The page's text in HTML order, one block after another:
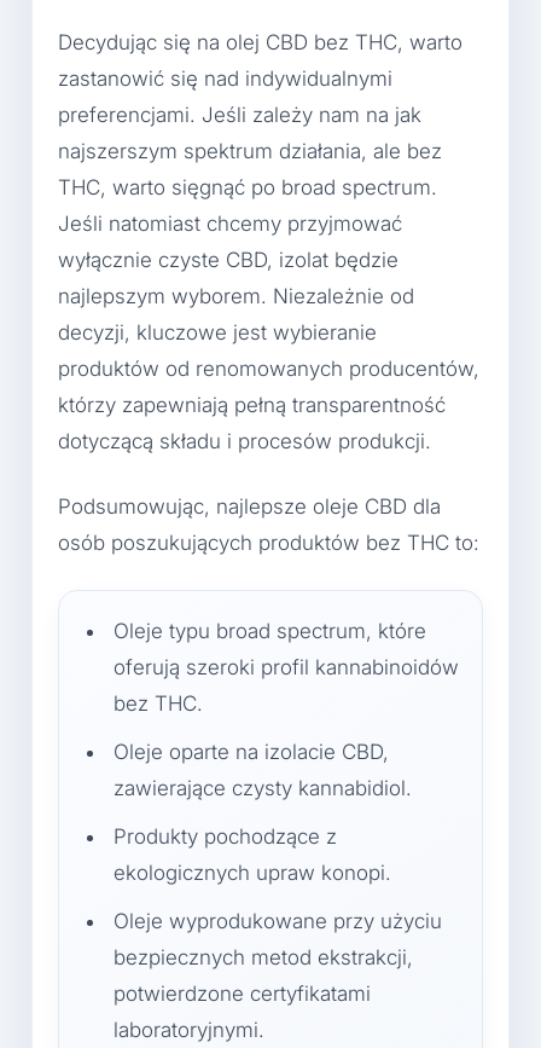
Decydując się na olej CBD bez THC, warto
zastanowić się nad indywidualnymi
preferencjami. Jeśli zależy nam na jak
najszerszym spektrum działania, ale bez
THC, warto sięgnąć po broad spectrum.
Jeśli natomiast chcemy przyjmować
wyłącznie czyste CBD, izolat będzie
najlepszym wyborem. Niezależnie od
decyzji, kluczowe jest wybieranie
produktów od renomowanych producentów,
którzy zapewniają pełną transparentność
dotyczącą składu i procesów produkcji.
Podsumowując, najlepsze oleje CBD dla
osób poszukujących produktów bez THC to:
Oleje typu broad spectrum, które
oferują szeroki profil kannabinoidów
bez THC.
Oleje oparte na izolacie CBD,
zawierające czysty kannabidiol.
Produkty pochodzące z
ekologicznych upraw konopi.
Oleje wyprodukowane przy użyciu
bezpiecznych metod ekstrakcji,
potwierdzone certyfikatami
laboratoryjnymi.